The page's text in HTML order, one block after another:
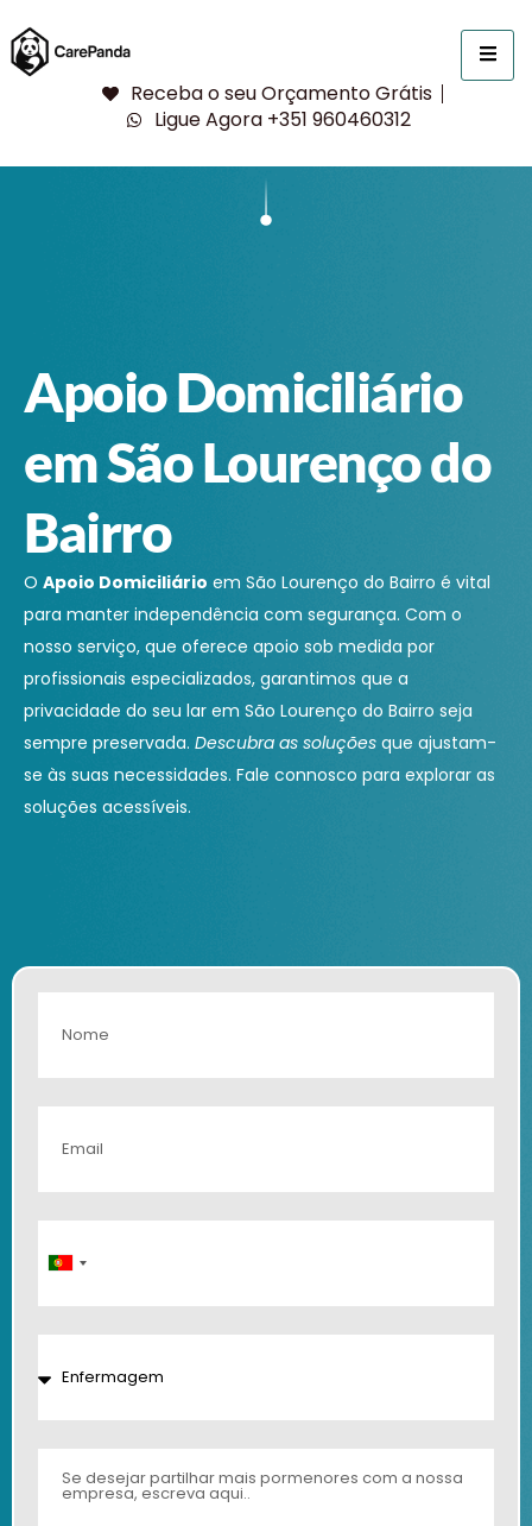
Receba o seu Orçamento Grátis
Ligue Agora +351 960460312
Apoio Domiciliário
em São Lourenço do
Bairro
O Apoio Domiciliário em São Lourenço do Bairro é vital
para manter independência com segurança. Com o
nosso serviço, que oferece apoio sob medida por
profissionais especializados, garantimos que a
privacidade do seu lar em São Lourenço do Bairro seja
sempre preservada. Descubra as soluções que ajustam-
se às suas necessidades. Fale connosco para explorar as
soluções acessíveis.
Portugal
+351